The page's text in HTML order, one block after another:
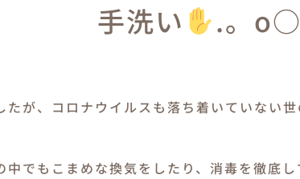
手洗い .。o○
たが、コロナウイルスも落ち着いていない
中でもこまめな換気をしたり、消毒を徹底